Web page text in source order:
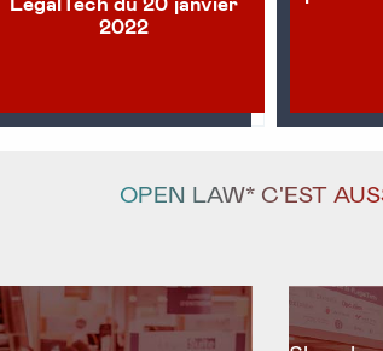
2022
OPEN LAW* C'EST